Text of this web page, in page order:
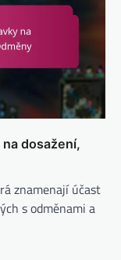
dosažení,
znamenají účast
s odměnami a